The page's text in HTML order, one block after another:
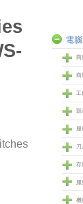
(WS-C3850-
電
商
商
工
顥
服
刀
存
服
機